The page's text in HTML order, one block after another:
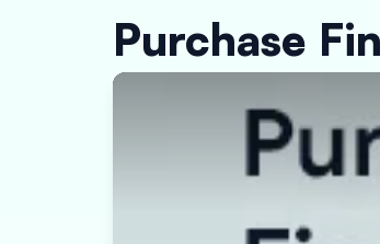
Purchase